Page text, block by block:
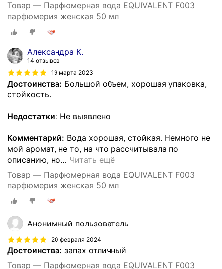
Товар — Парфюмерная вода EQUIVALENT F003
парфюмерия женская 50 мл
Александра К.
14 отзывов
19 марта 2023
Достоинства: Большой объем, хорошая упаковка,
стойкость.
Недостатки: Не выявлено
Комментарий: Вода хорошая, стойкая. Немного не
мой аромат, не то, на что рассчитывала по
описанию, но… Читать ещё
Товар — Парфюмерная вода EQUIVALENT F003
парфюмерия женская 50 мл
Анонимный пользователь
20 февраля 2024
Достоинства: запах отличный
Товар — Парфюмерная вода EQUIVALENT F003